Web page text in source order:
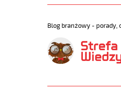
Blog branżowy - porady,